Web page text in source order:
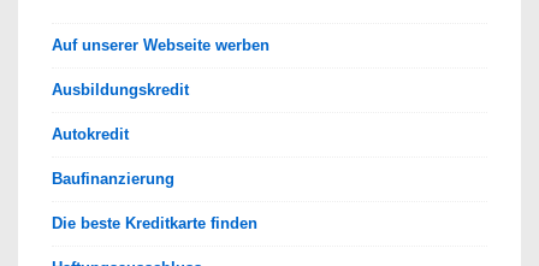
Auf unserer Webseite werben
Ausbildungskredit
Autokredit
Baufinanzierung
Die beste Kreditkarte finden